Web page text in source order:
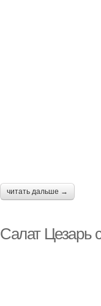
читать дальше →
Салат Цезарь